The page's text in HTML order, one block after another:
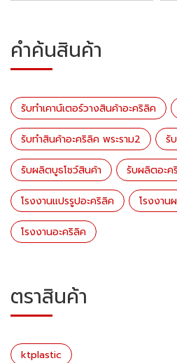
คำค้นสินค้า
รับทำเคาน์เตอร์วางสินค้าอะคริลิค
รับทำสินค้าอะคริลิค พระราม2 รั
รับผลิตบูธโชว์สินค้า รับผลิตอะค
โรงงานแปรรูปอะคริลิค โรงงาน
โรงงานอะคริลิค
ตราสินค้า
ktplastic